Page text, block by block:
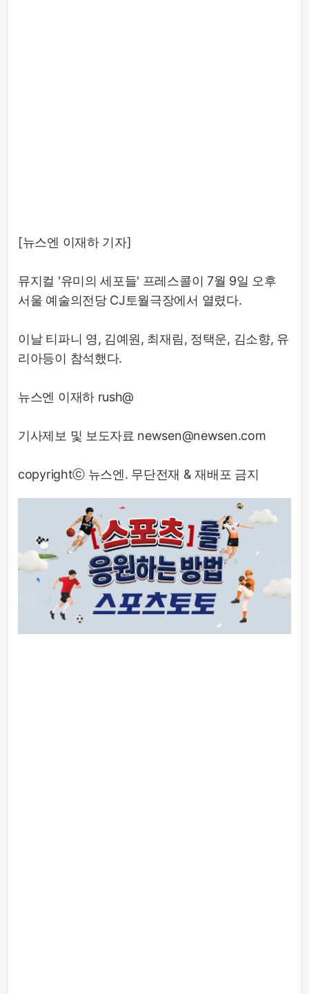
[뉴스엔 이재하 기자]
뮤지컬 '유미의 세포들' 프레스콜이 7월 9일 오후
서울 예술의전당 CJ토월극장에서 열렸다.
이날 티파니 영, 김예원, 최재림, 정택운, 김소향, 유
리아등이 참석했다.
뉴스엔 이재하 rush@
기사제보 및 보도자료 newsen@newsen.com
copyrightⓒ 뉴스엔. 무단전재 & 재배포 금지